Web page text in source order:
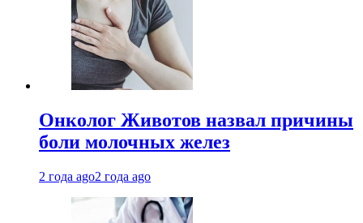
Онколог Животов назвал причины
боли молочных желез
2 года ago2 года ago